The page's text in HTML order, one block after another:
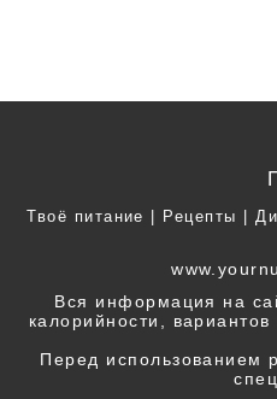
Твоё питание Рецепты
Вся информация на
калорийности,
Перед использованием